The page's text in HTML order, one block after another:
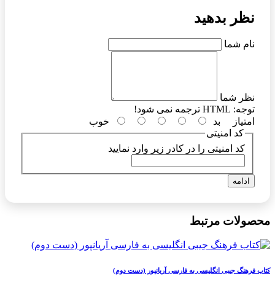
نظر بدهید
نام شما
نظر شما
توجه:
امتیاز
بد
خوب
کد امنیتی
کد امنیتی را در کادر زیر وارد نمایید
ادامه
محصولات مرتبط
کتاب فرهنگ جیبی انگلیسی به فارسی آریانپور (دست دوم)